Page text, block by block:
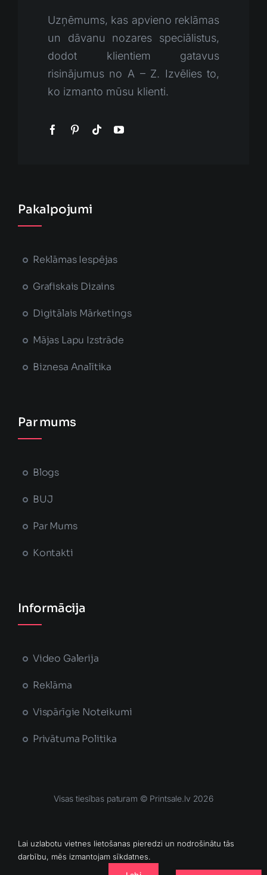
Uzņēmums, kas apvieno reklāmas
un dāvanu nozares speciālistus,
dodot klientiem gatavus
risinājumus no A – Z. Izvēlies to,
ko izmanto mūsu klienti.
Pakalpojumi
Reklāmas Iespējas
Grafiskais Dizains
Digitālais Mārketings
Mājas Lapu Izstrāde
Biznesa Analītika
Par mums
Blogs
BUJ
Par Mums
Kontakti
Informācija
Video Galerija
Reklāma
Vispārīgie Noteikumi
Privātuma Politika
Visas tiesības paturam © Printsale.lv 2026
Lai uzlabotu vietnes lietošanas pieredzi un nodrošinātu tās
darbību, mēs izmantojam sīkdatnes.